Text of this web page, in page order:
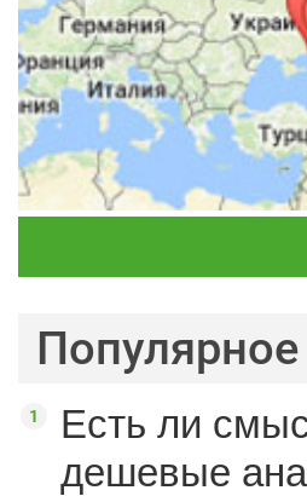
Есть ли
дешевые